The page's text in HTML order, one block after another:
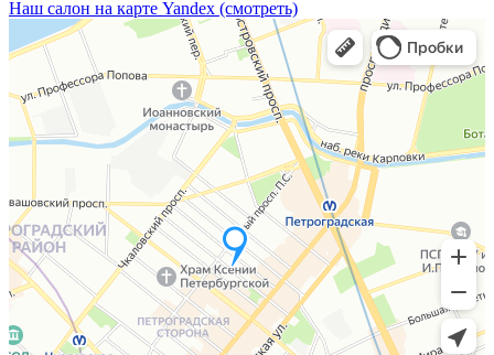
Наш салон на карте Yandex (смотреть)